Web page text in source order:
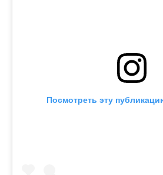
Посмотреть эту